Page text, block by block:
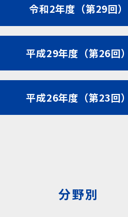
令和2年度（第29回）
平成29年度（第26回）
平成26年度（第23回）
分野別